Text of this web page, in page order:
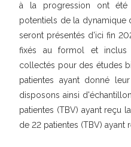
à la progression ont été
potentiels de la dynamique
seront présentés d'ici fin
fixés au formol et inclus
collectés pour des études
patientes ayant donné
disposons ainsi
patientes (TBV) ayant reçu
de 22 patientes (TBV) ayant